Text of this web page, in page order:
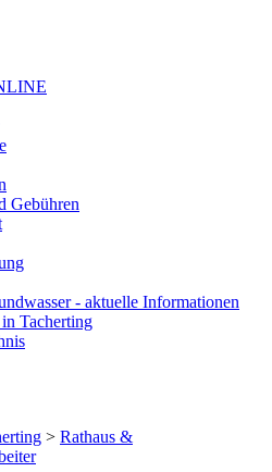
Gebühren
- aktuelle Informationen
Tacherting
> Rathaus &